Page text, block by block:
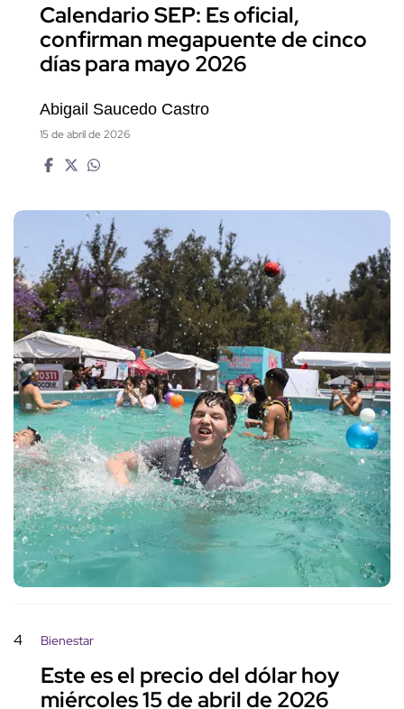
Calendario SEP: Es oficial,
confirman megapuente de cinco
días para mayo 2026
Abigail Saucedo Castro
15 de abril de 2026
4 Bienestar
Este es el precio del dólar hoy
miércoles 15 de abril de 2026